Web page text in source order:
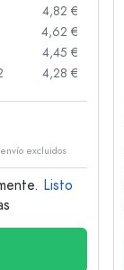
4,82 €
4,62 €
4,45 €
4,28 €
excluidos
Listo